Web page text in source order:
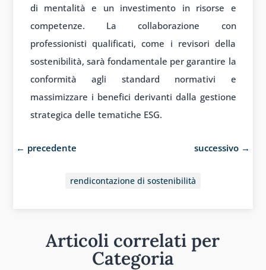
di mentalità e un investimento in risorse e
competenze. La collaborazione con
professionisti qualificati, come i revisori della
sostenibilità, sarà fondamentale per garantire la
conformità agli standard normativi e
massimizzare i benefici derivanti dalla gestione
strategica delle tematiche ESG.
← precedente successivo →
rendicontazione di sostenibilità
Articoli correlati per
Categoria